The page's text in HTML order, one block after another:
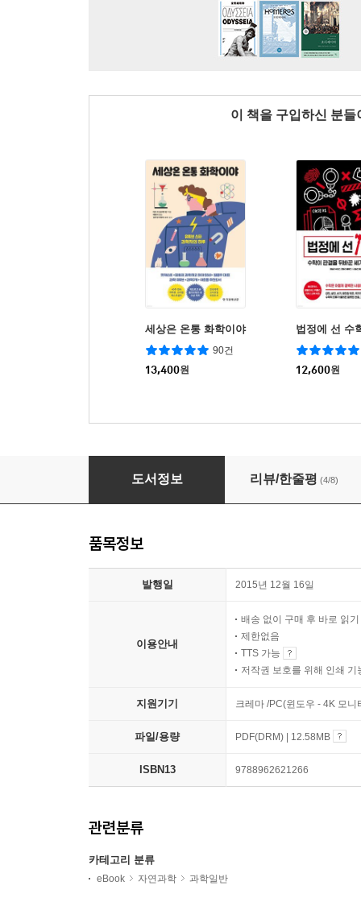
이 책을 구입하신 분
세상은 온통 화학이야
90건
13,400원
법정에 선 수
12,600원
뉴턴의 프린키피아
도서정보 리뷰/한줄평 (4/8)
품목정보
발행일 2015년 12월 16일
이용안내
배송 없이 구매 후 바로 읽기
제한없음
TTS 가능
저작권 보호를 위해 인쇄 기
지원기기 크레마 /PC(윈도우 - 4K 모
파일/용량 PDF(DRM) | 12.58MB
ISBN13 9788962621266
관련분류
카테고리 분류
eBook 자연과학 과학일반